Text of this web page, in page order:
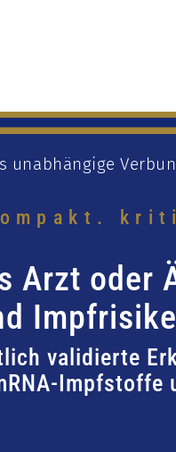
unabhängige
Arzt oder
validierte
Impfstoffe